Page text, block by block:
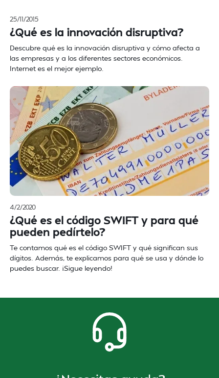
25/11/2015
¿Qué es la innovación disruptiva?
Descubre qué es la innovación disruptiva y cómo afecta a
las empresas y a los diferentes sectores económicos.
Internet es el mejor ejemplo.
4/2/2020
¿Qué es el código SWIFT y para qué
pueden pedírtelo?
Te contamos qué es el código SWIFT y qué significan sus
dígitos. Además, te explicamos para qué se usa y dónde lo
puedes buscar. ¡Sigue leyendo!